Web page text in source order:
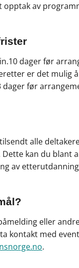
opptak av
dager før
er det mulig
dager før
alle
kan du blant
av
eller
kontakt med
.